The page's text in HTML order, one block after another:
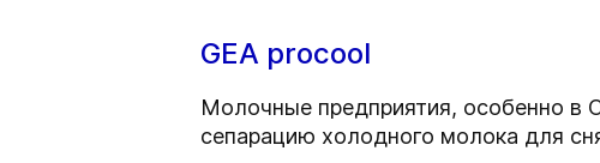
GEA procool
Молочные предприятия, особенно в
сепарацию холодного молока для